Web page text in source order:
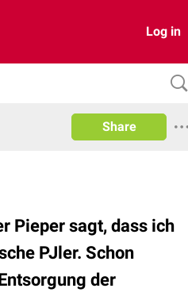
Log in
Share
Pieper sagt, dass ich
PJler. Schon
der